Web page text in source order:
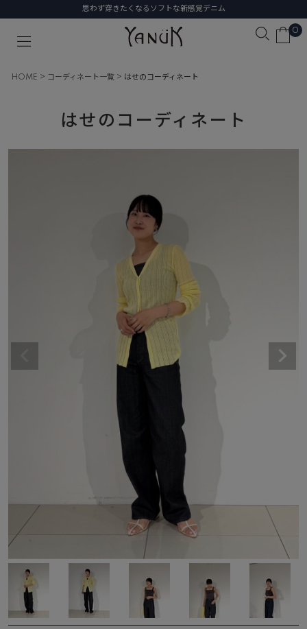
思わず穿きたくなるソフトな新感覚デニム
0
HOME コーディネート一覧 はせのコーディネート
はせのコーディネート